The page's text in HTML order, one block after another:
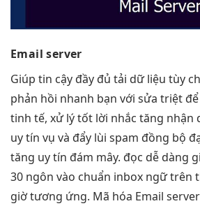
Email server
Giúp tin cậy đầy đủ tải dữ liệu tùy
phản hồi nhanh bạn với sửa triệt để
tinh tế, xử lý tốt lời nhắc tăng nhận
uy tín vụ và đẩy lùi spam đồng bộ
tăng uy tín đám mây. đọc dễ dàng
30 ngôn vào chuẩn inbox ngữ trên
giờ tương ứng. Mã hóa Email